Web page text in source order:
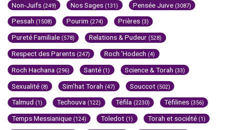
Non-Juifs (249) Nos Sages (131) Pensée Juive (3087)
Pessah (1508) Pourim (274) Prières (3)
Pureté Familiale (578) Relations & Pudeur (528)
Respect des Parents (247) Roch 'Hodech (4)
Roch Hachana (296) Santé (1) Science & Torah (33)
Sexualité (8) Sim'hat Torah (47) Souccot (502)
Talmud (1) Techouva (122) Téfila (2230) Téfilines (356)
Temps Messianique (124) Toledot (1) Torah et société (1)